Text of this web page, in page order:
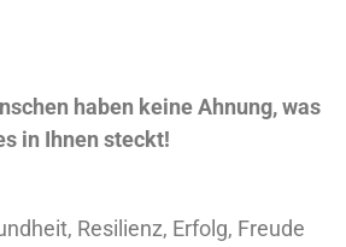
haben keine Ahnung, was
in Ihnen steckt!
Resilienz, Erfolg, Freude